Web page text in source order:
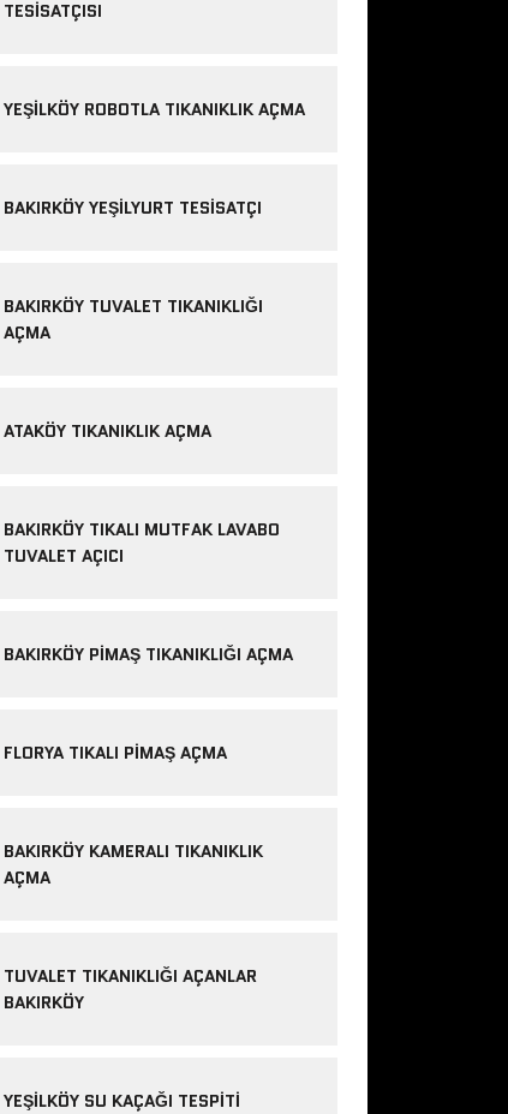
TESISATÇISI
YEŞILKÖY ROBOTLA TIKANIKLIK AÇMA
BAKIRKÖY YEŞILYURT TESISATÇI
BAKIRKÖY TUVALET TIKANIKLIĞI
AÇMA
ATAKÖY TIKANIKLIK AÇMA
BAKIRKÖY TIKALI MUTFAK LAVABO
TUVALET AÇICI
BAKIRKÖY PIMAŞ TIKANIKLIĞI AÇMA
FLORYA TIKALI PIMAŞ AÇMA
BAKIRKÖY KAMERALI TIKANIKLIK
AÇMA
TUVALET TIKANIKLIĞI AÇANLAR
BAKIRKÖY
YEŞILKÖY SU KAÇAĞI TESPITI